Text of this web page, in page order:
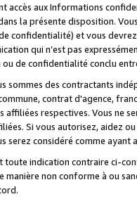
accès aux Informations
la présente disposition.
confidentialité) et vous
qui n’est pas
de confidentialité conclu
sommes des contractants
contrat d'agence,
affiliées respectives. Vous ne
Si vous autorisez, aidez
serez considéré comme
toute indication contraire ci-
manière non conforme à ou